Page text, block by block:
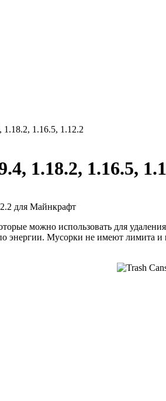
1.18.2, 1.16.5, 1.12.2
1.18.2, 1.16.5,
можно использовать для
энергии. Мусорки не имеют лимита и